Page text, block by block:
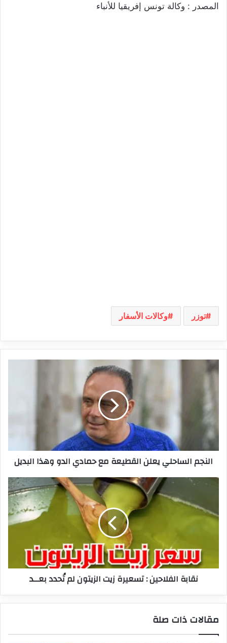
المصدر : وكالة تونس إفريقيا للأنباء
توزر وكالات الأسفار
النجم
الساحلي
وهذا
البديل
النجم الساحلي يعلن القطيعة مع حمادي الدو وهذا البديل
تسعيرة
بعــد
نقابة الفلاحين : تسعيرة زيت الزيتون لم تُحدد بعــد
مقالات ذات صلة